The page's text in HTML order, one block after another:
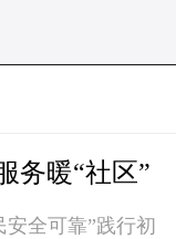
务暖“社区”
全可靠”践行初